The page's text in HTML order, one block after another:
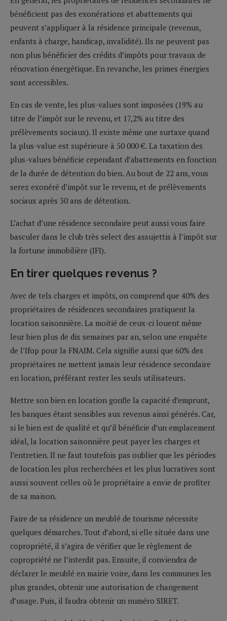
bénéficient pas des exonérations et abattements qui
peuvent s’appliquer à la résidence principale (revenus,
enfants à charge, handicap, invalidité). Ils ne peuvent pas
non plus bénéficier des crédits d’impôts pour travaux de
rénovation énergétique. En revanche, les primes énergies
sont accessibles.
En cas de vente, les plus-values sont imposées (19% au
titre de l’impôt sur le revenu, et 17,2% au titre des
prélèvements sociaux). Il existe même une surtaxe quand
la plus-value est supérieure à 50 000 €. La taxation des
plus-values bénéficie cependant d’abattements en fonction
de la durée de détention du bien. Au bout de 22 ans, vous
serez exonéré d’impôt sur le revenu, et de prélèvements
sociaux après 30 ans de détention.
L’achat d’une résidence secondaire peut aussi vous faire
basculer dans le club très select des assujettis à l’impôt sur
la fortune immobilière (IFI).
En tirer quelques revenus ?
Avec de tels charges et impôts, on comprend que 40% des
propriétaires de résidences secondaires pratiquent la
location saisonnière. La moitié de ceux-ci louent même
leur bien plus de dix semaines par an, selon une enquête
de l’Ifop pour la FNAIM. Cela signifie aussi que 60% des
propriétaires ne mettent jamais leur résidence secondaire
en location, préférant rester les seuls utilisateurs.
Mettre son bien en location gonfle la capacité d’emprunt,
les banques étant sensibles aux revenus ainsi générés. Car,
si le bien est de qualité et qu’il bénéficie d’un emplacement
idéal, la location saisonnière peut payer les charges et
l’entretien. Il ne faut toutefois pas oublier que les périodes
de location les plus recherchées et les plus lucratives sont
aussi souvent celles où le propriétaire a envie de profiter
de sa maison.
Faire de sa résidence un meublé de tourisme nécessite
quelques démarches. Tout d’abord, si elle située dans une
copropriété, il s’agira de vérifier que le règlement de
copropriété ne l’interdit pas. Ensuite, il conviendra de
déclarer le meublé en mairie voire, dans les communes les
plus grandes, obtenir une autorisation de changement
d’usage. Puis, il faudra obtenir un numéro SIRET.